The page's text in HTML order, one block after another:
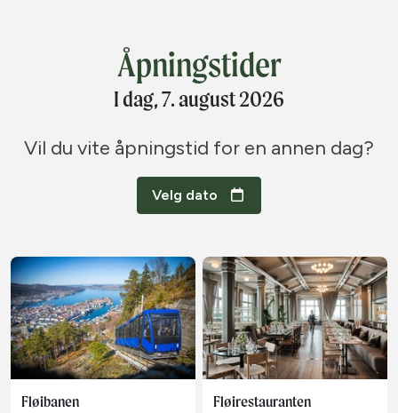
Åpningstider
I dag, 7. august 2026
Vil du vite åpningstid for en annen dag?
Velg dato
Fløibanen Fløirestauranten